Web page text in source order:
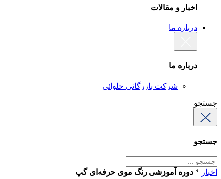
اخبار و مقالات
درباره ما
درباره ما
شرکت بازرگانی حلوائی
جستجو
جستجو
اخبار دوره آموزشی رنگ موی حرفه‌ای گپ